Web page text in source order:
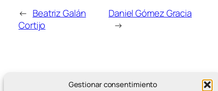
Gestionar consentimiento
← Beatriz Galán
Cortijo
Daniel Gómez Gracia
→